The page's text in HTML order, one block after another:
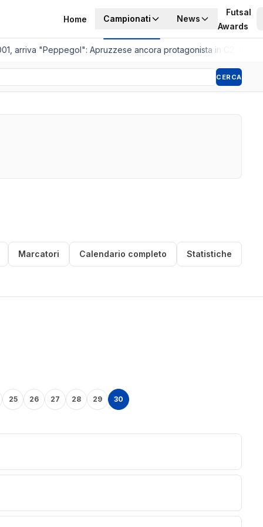
Home Campionati News
Futsal
Awards
arriva "Peppegol": Apruzzese ancora protagonista in C2
CERCA
Marcatori Calendario completo Statistiche
25 26 27 28 29 30